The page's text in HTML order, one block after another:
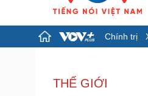
Chính trị
Đảng
Tổ chức nhân sự
THẾ GIỚI